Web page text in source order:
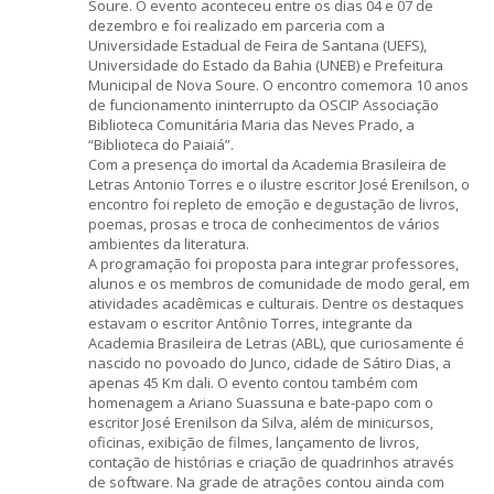
Soure. O evento aconteceu entre os dias 04 e 07 de
dezembro e foi realizado em parceria com a
Universidade Estadual de Feira de Santana (UEFS),
Universidade do Estado da Bahia (UNEB) e Prefeitura
Municipal de Nova Soure. O encontro comemora 10 anos
de funcionamento ininterrupto da OSCIP Associação
Biblioteca Comunitária Maria das Neves Prado, a
“Biblioteca do Paiaiá”.
Com a presença do imortal da Academia Brasileira de
Letras Antonio Torres e o ilustre escritor José Erenilson, o
encontro foi repleto de emoção e degustação de livros,
poemas, prosas e troca de conhecimentos de vários
ambientes da literatura.
A programação foi proposta para integrar professores,
alunos e os membros de comunidade de modo geral, em
atividades acadêmicas e culturais. Dentre os destaques
estavam o escritor Antônio Torres, integrante da
Academia Brasileira de Letras (ABL), que curiosamente é
nascido no povoado do Junco, cidade de Sátiro Dias, a
apenas 45 Km dali. O evento contou também com
homenagem a Ariano Suassuna e bate-papo com o
escritor José Erenilson da Silva, além de minicursos,
oficinas, exibição de filmes, lançamento de livros,
contação de histórias e criação de quadrinhos através
de software. Na grade de atrações contou ainda com